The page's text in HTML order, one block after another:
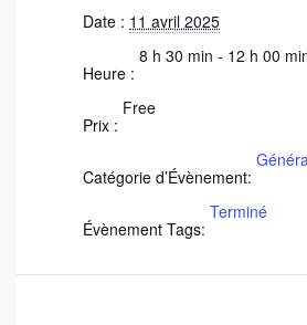
Date : 11 avril 2025
Heure :
8 h 30 min - 12 h 00
Prix :
Free
Catégorie d’Évènement:
Évènement Tags:
Terminé